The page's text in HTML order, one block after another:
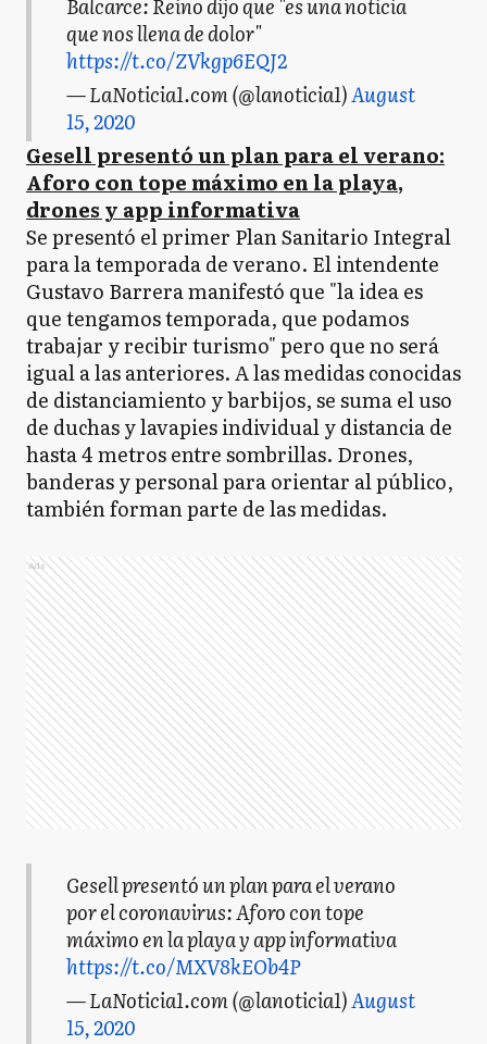
que nos llena de dolor"
https://t.co/ZVkgp6EQJ2
— LaNoticia1.com (@lanoticia1)August
15, 2020
Gesell presentó un plan para el verano:
Aforo con tope máximo en la playa,
drones y app informativa
Se presentó el primer Plan Sanitario Integral
para la temporada de verano. El intendente
Gustavo Barrera manifestó que "la idea es
que tengamos temporada, que podamos
trabajar y recibir turismo" pero que no será
igual a las anteriores. A las medidas conocidas
de distanciamiento y barbijos, se suma el uso
de duchas y lavapies individual y distancia de
hasta 4 metros entre sombrillas. Drones,
banderas y personal para orientar al público,
también forman parte de las medidas.
Ads
Gesell presentó un plan para el verano
por el coronavirus: Aforo con tope
máximo en la playa y app informativa
https://t.co/MXV8kEOb4P
— LaNoticia1.com (@lanoticia1)August
15, 2020